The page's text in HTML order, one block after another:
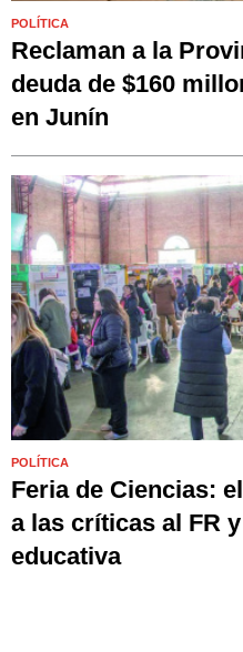
POLÍTICA
Reclaman a la
deuda de $160
en Junín
POLÍTICA
Feria de Ciencias:
a las críticas al FR
educativa